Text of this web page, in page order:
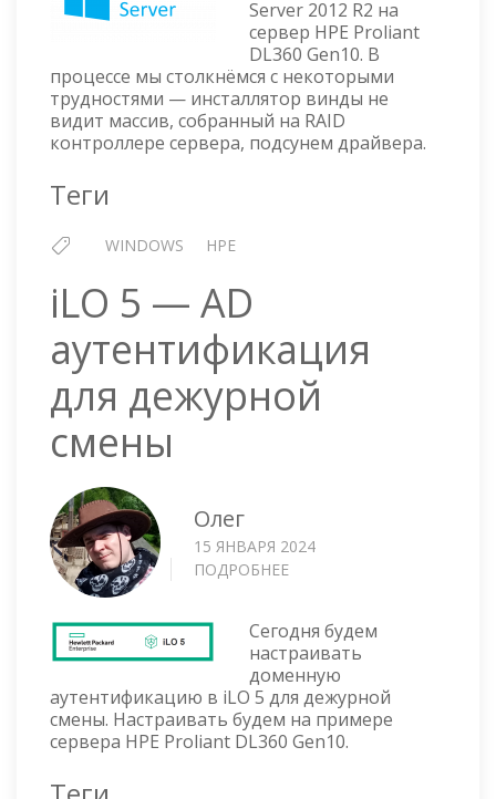
—
УСТАНОВКА
НА
СЕРВЕР
HPE
PROLIANT
DL360
Server 2012 R2 на
сервер HPE Proliant
DL360 Gen10. В
процессе мы столкнёмся с некоторыми
трудностями — инсталлятор винды не
видит массив, собранный на RAID
контроллере сервера, подсунем драйвера.
Теги
WINDOWS HPE
iLO 5 — AD
аутентификация
для дежурной
смены
Олег
15 ЯНВАРЯ 2024
ПОДРОБНЕЕ
—
AD
АУТЕНТИФИКАЦИЯ
ДЛЯ
ДЕЖУРНОЙ
СМЕНЫ
Сегодня будем
настраивать
доменную
аутентификацию в iLO 5 для дежурной
смены. Настраивать будем на примере
сервера HPE Proliant DL360 Gen10.